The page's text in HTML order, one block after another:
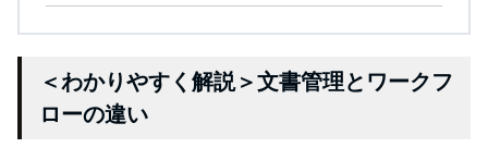
＜わかりやすく解説＞文書管理とワークフ
ローの違い